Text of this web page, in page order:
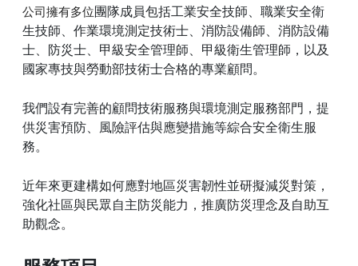
公司擁有多位團隊成員包括工業安全技師、職業安全衛
生技師、作業環境測定技術士、消防設備師、消防設備
士、防災士、甲級安全管理師、甲級衛生管理師，以及
國家專技與勞動部技術士合格的專業顧問。
我們設有完善的顧問技術服務與環境測定服務部門，提
供災害預防、風險評估與應變措施等綜合安全衛生服
務。
近年來更建構如何應對地區災害韌性並研擬減災對策，
強化社區與民眾自主防災能力，推廣防災理念及自助互
助觀念。